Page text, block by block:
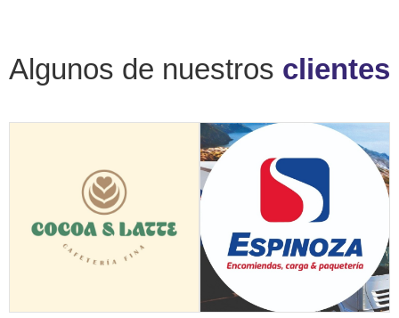
Algunos de nuestros clientes